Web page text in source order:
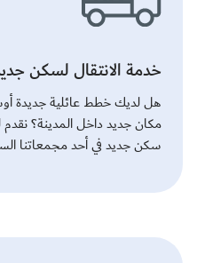
خدمة الانتقال لسكن
هل لديك خطط عائلية جديدة
مكان جديد داخل المدينة؟
سكن جديد في أحد مجمعاتنا